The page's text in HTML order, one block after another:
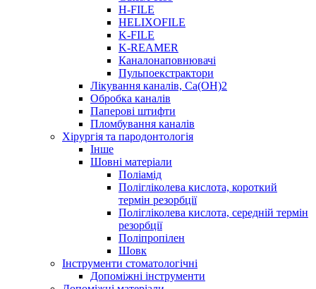
H-FILE
HELIXOFILE
K-FILE
K-REAMER
Каналонаповнювачі
Пульпоекстрактори
Лікування каналів, Ca(OH)2
Обробка каналів
Паперові штифти
Пломбування каналів
Хірургія та пародонтологія
Інше
Шовні матеріали
Поліамід
Полігліколева кислота, короткий
термін резорбції
Полігліколева кислота, середній термін
резорбції
Поліпропілен
Шовк
Інструменти стоматологічні
Допоміжні інструменти